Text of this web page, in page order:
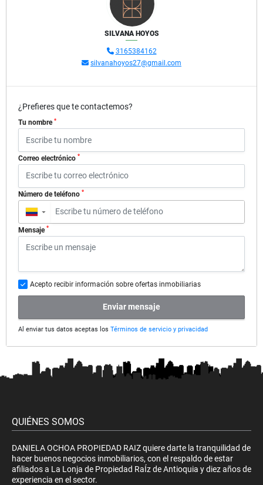
SILVANA HOYOS
3165384162
silvanahoyos27@gmail.com
¿Prefieres que te contactemos?
Tu nombre *
Correo electrónico *
Número de teléfono *
▼
Mensaje *
Acepto recibir información sobre ofertas inmobiliarias
Enviar mensaje
Al enviar tus datos aceptas los Términos de servicio y privacidad
QUIÉNES SOMOS
DANIELA OCHOA PROPIEDAD RAIZ quiere darte la tranquilidad de
hacer buenos negocios inmobiliarios, con el respaldo de estar
afiliados a La Lonja de Propiedad RaÍz de Antioquia y diez años de
experiencia en el sector.